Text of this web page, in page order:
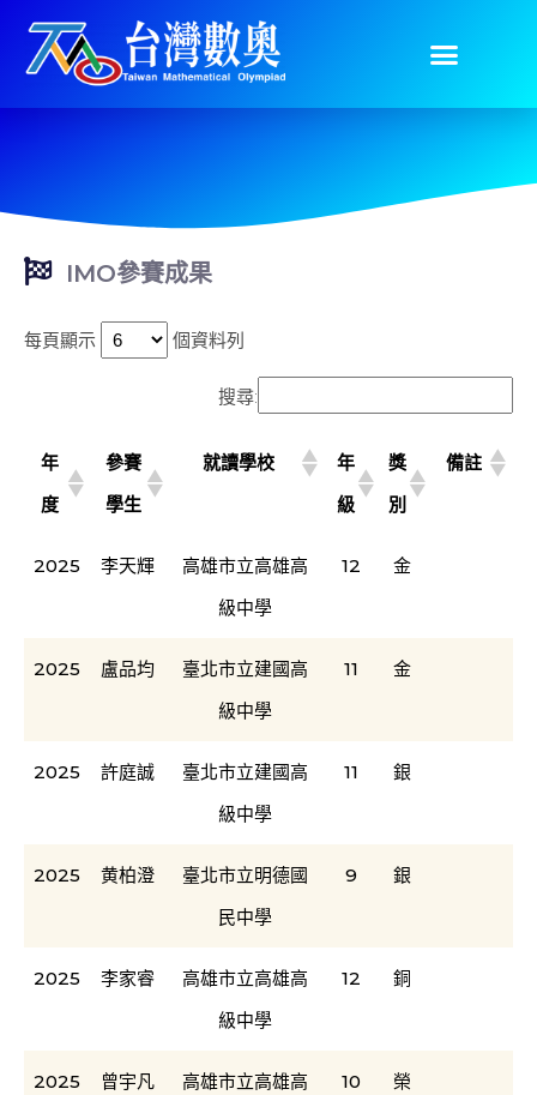
IMO參賽成果
每頁顯示 個資料列
搜尋:
年
度
參賽
學生
就讀學校
年
級
獎
別
備註
2025 李天輝
高雄市立高雄高
級中學
12 金
2025 盧品均
臺北市立建國高
級中學
11 金
2025 許庭誠
臺北市立建國高
級中學
11 銀
2025 黄柏澄
臺北市立明德國
民中學
9 銀
2025 李家睿
高雄市立高雄高
級中學
12 銅
2025 曾宇凡
高雄市立高雄高
10
榮